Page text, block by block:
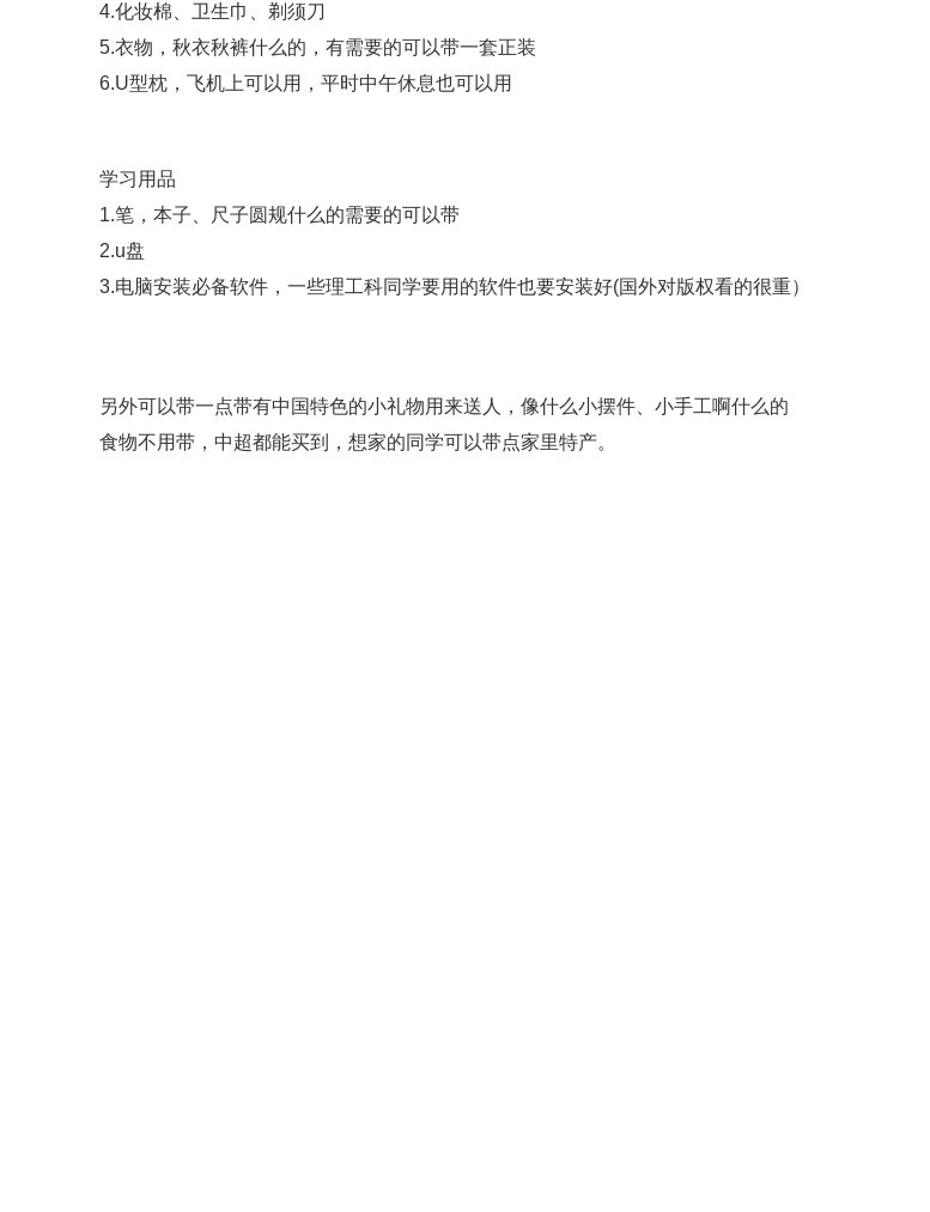
4.化妆棉、卫生巾、剃须刀
5.衣物，秋衣秋裤什么的，有需要的可以带一套正装
6.U型枕，飞机上可以用，平时中午休息也可以用
学习用品
1.笔，本子、尺子圆规什么的需要的可以带
2.u盘
3.电脑安装必备软件，一些理工科同学要用的软件也要安装好(国外对版权看的很重）
另外可以带一点带有中国特色的小礼物用来送人，像什么小摆件、小手工啊什么的
食物不用带，中超都能买到，想家的同学可以带点家里特产。